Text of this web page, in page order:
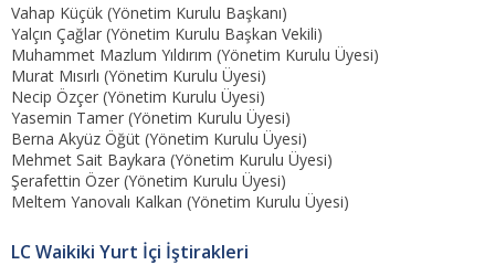
Vahap Küçük (Yönetim Kurulu Başkanı)
Yalçın Çağlar (Yönetim Kurulu Başkan Vekili)
Muhammet Mazlum Yıldırım (Yönetim Kurulu Üyesi)
Murat Mısırlı (Yönetim Kurulu Üyesi)
Necip Özçer (Yönetim Kurulu Üyesi)
Yasemin Tamer (Yönetim Kurulu Üyesi)
Berna Akyüz Öğüt (Yönetim Kurulu Üyesi)
Mehmet Sait Baykara (Yönetim Kurulu Üyesi)
Şerafettin Özer (Yönetim Kurulu Üyesi)
Meltem Yanovalı Kalkan (Yönetim Kurulu Üyesi)
LC Waikiki Yurt İçi İştirakleri